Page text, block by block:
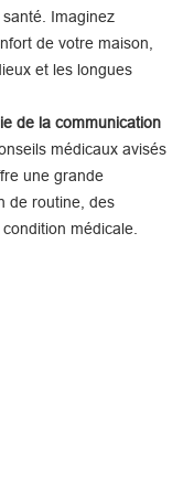
Imaginez
de votre maison,
et les longues
de la communication
médicaux avisés
une grande
de routine, des
médicale.